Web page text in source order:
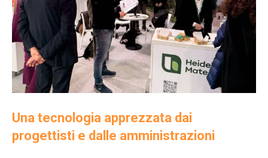
Una tecnologia apprezzata dai
progettisti e dalle amministrazioni